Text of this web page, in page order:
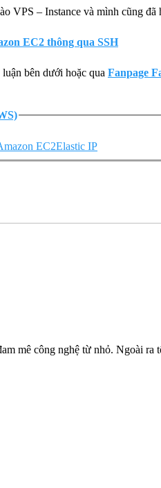
VPS – Instance và mình cũng đã
EC2 thông qua SSH
bên dưới hoặc qua Fanpage
EC2Elastic IP
mê công nghệ từ nhỏ. Ngoài